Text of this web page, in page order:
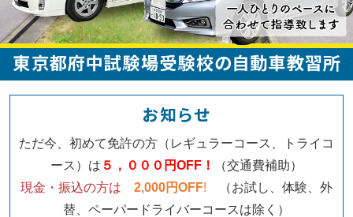
ただ今、初めて免許の方（レギュラーコース、トライコ
ース）は ５，０００円OFF！
（交通費補助）
現金・振込の方は 2,000円OFF!
（お試し、体験、外
替、ペーパードライバーコースは除く）